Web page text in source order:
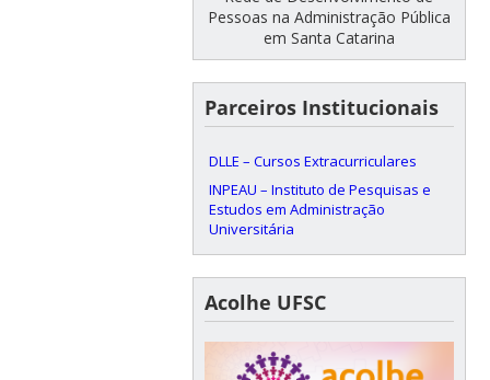
Pessoas na Administração Pública
em Santa Catarina
Parceiros Institucionais
DLLE – Cursos Extracurriculares
INPEAU – Instituto de Pesquisas e
Estudos em Administração
Universitária
Acolhe UFSC